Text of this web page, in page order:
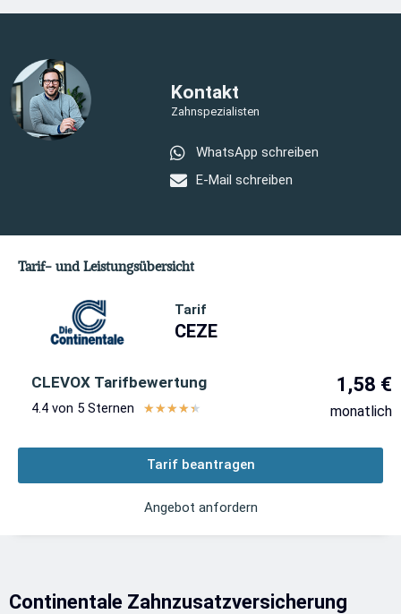
Kontakt
Zahnspezialisten
WhatsApp schreiben
E-Mail schreiben
Tarif- und Leistungsübersicht
Tarif
CEZE
CLEVOX Tarifbewertung
4.4 von 5 Sternen ★★★★★
4.4
von
1,58 €
monatlich
Tarif beantragen
Angebot anfordern
Continentale Zahnzusatzversicherung